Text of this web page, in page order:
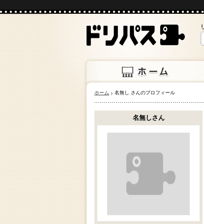
ホーム
ホーム 名無し さんのプロフィール
名無しさん